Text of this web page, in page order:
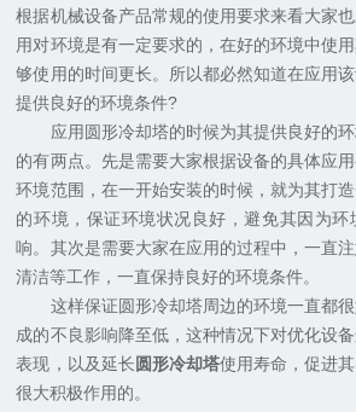
根据机械设备产品常规的使用要求来看大家
用对环境是有一定要求的，在好的环境中使
够使用的时间更长。所以都必然知道在应用
提供良好的环境条件?
应用圆形冷却塔的时候为其提供良好的环
的有两点。先是需要大家根据设备的具体应
环境范围，在一开始安装的时候，就为其打
的环境，保证环境状况良好，避免其因为环
响。其次是需要大家在应用的过程中，一直
清洁等工作，一直保持良好的环境条件。
这样保证圆形冷却塔周边的环境一直都很
成的不良影响降至低，这种情况下对优化设
表现，以及延长圆形冷却塔使用寿命，促进
很大积极作用的。